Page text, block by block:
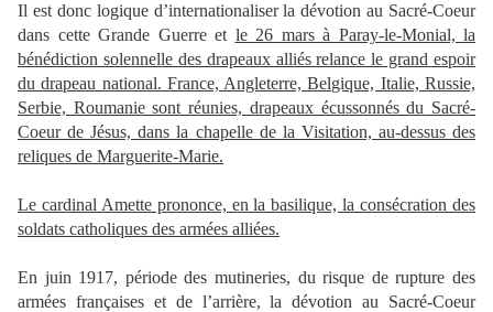
Il est donc logique d’internationaliser la dévotion au Sacré-Coeur
dans cette Grande Guerre et le 26 mars à Paray-le-Monial, la
bénédiction solennelle des drapeaux alliés relance le grand espoir
du drapeau national. France, Angleterre, Belgique, Italie, Russie,
Serbie, Roumanie sont réunies, drapeaux écussonnés du Sacré-
Coeur de Jésus, dans la chapelle de la Visitation, au-dessus des
reliques de Marguerite-Marie.
Le cardinal Amette prononce, en la basilique, la consécration des
soldats catholiques des armées alliées.
En juin 1917, période des mutineries, du risque de rupture des
armées françaises et de l’arrière, la dévotion au Sacré-Coeur